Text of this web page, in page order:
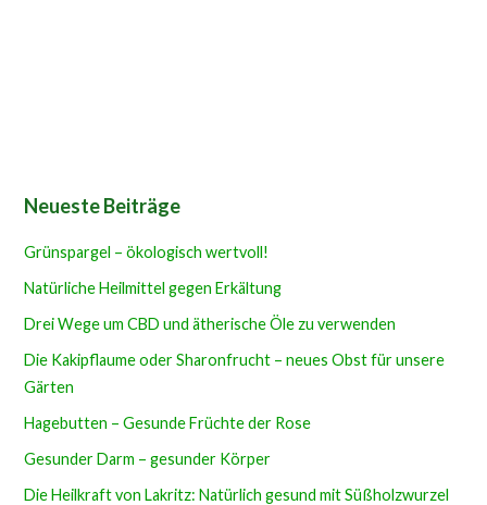
Neueste Beiträge
Grünspargel – ökologisch wertvoll!
Natürliche Heilmittel gegen Erkältung
Drei Wege um CBD und ätherische Öle zu verwenden
Die Kakipflaume oder Sharonfrucht – neues Obst für unsere
Gärten
Hagebutten – Gesunde Früchte der Rose
Gesunder Darm – gesunder Körper
Die Heilkraft von Lakritz: Natürlich gesund mit Süßholzwurzel